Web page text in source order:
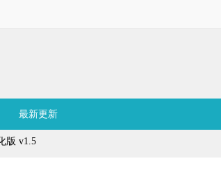
最新更新
版 v1.5